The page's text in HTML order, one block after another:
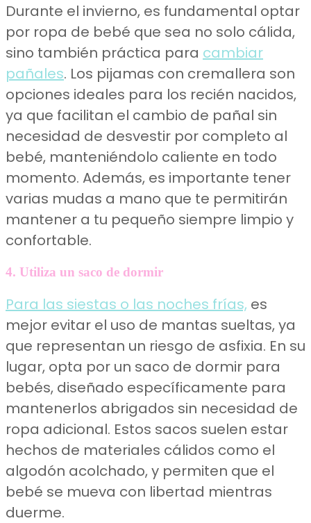
Durante el invierno, es fundamental optar
por ropa de bebé que sea no solo cálida,
sino también práctica para cambiar
pañales. Los pijamas con cremallera son
opciones ideales para los recién nacidos,
ya que facilitan el cambio de pañal sin
necesidad de desvestir por completo al
bebé, manteniéndolo caliente en todo
momento. Además, es importante tener
varias mudas a mano que te permitirán
mantener a tu pequeño siempre limpio y
confortable.
4. Utiliza un saco de dormir
Para las siestas o las noches frías, es
mejor evitar el uso de mantas sueltas, ya
que representan un riesgo de asfixia. En su
lugar, opta por un saco de dormir para
bebés, diseñado específicamente para
mantenerlos abrigados sin necesidad de
ropa adicional. Estos sacos suelen estar
hechos de materiales cálidos como el
algodón acolchado, y permiten que el
bebé se mueva con libertad mientras
duerme.